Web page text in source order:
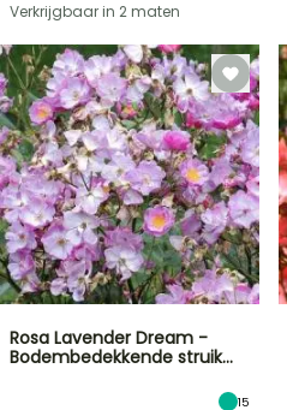
Verkrijgbaar in 2 maten
Rosa Lavender Dream -
Bodembedekkende struik…
15